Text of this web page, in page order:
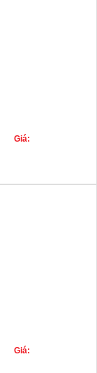
Giá:
Giá: